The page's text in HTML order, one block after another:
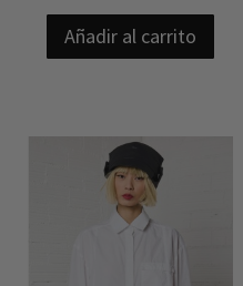
Añadir al carrito